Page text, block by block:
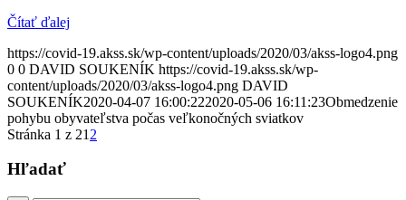
Čítať ďalej
https://covid-19.akss.sk/wp-content/uploads/2020/03/akss-logo4.png
0 0 DAVID SOUKENÍK https://covid-19.akss.sk/wp-
content/uploads/2020/03/akss-logo4.png DAVID
SOUKENÍK2020-04-07 16:00:222020-05-06 16:11:23Obmedzenie
pohybu obyvateľstva počas veľkonočných sviatkov
Stránka 1 z 21 2
Hľadať